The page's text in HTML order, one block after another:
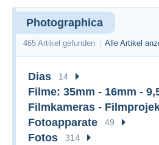
Photographica
465 Artikel gefunden Alle Artikel
Dias 14
Filme: 35mm - 16mm -
Filmkameras -
Fotoapparate 49
Fotos 314